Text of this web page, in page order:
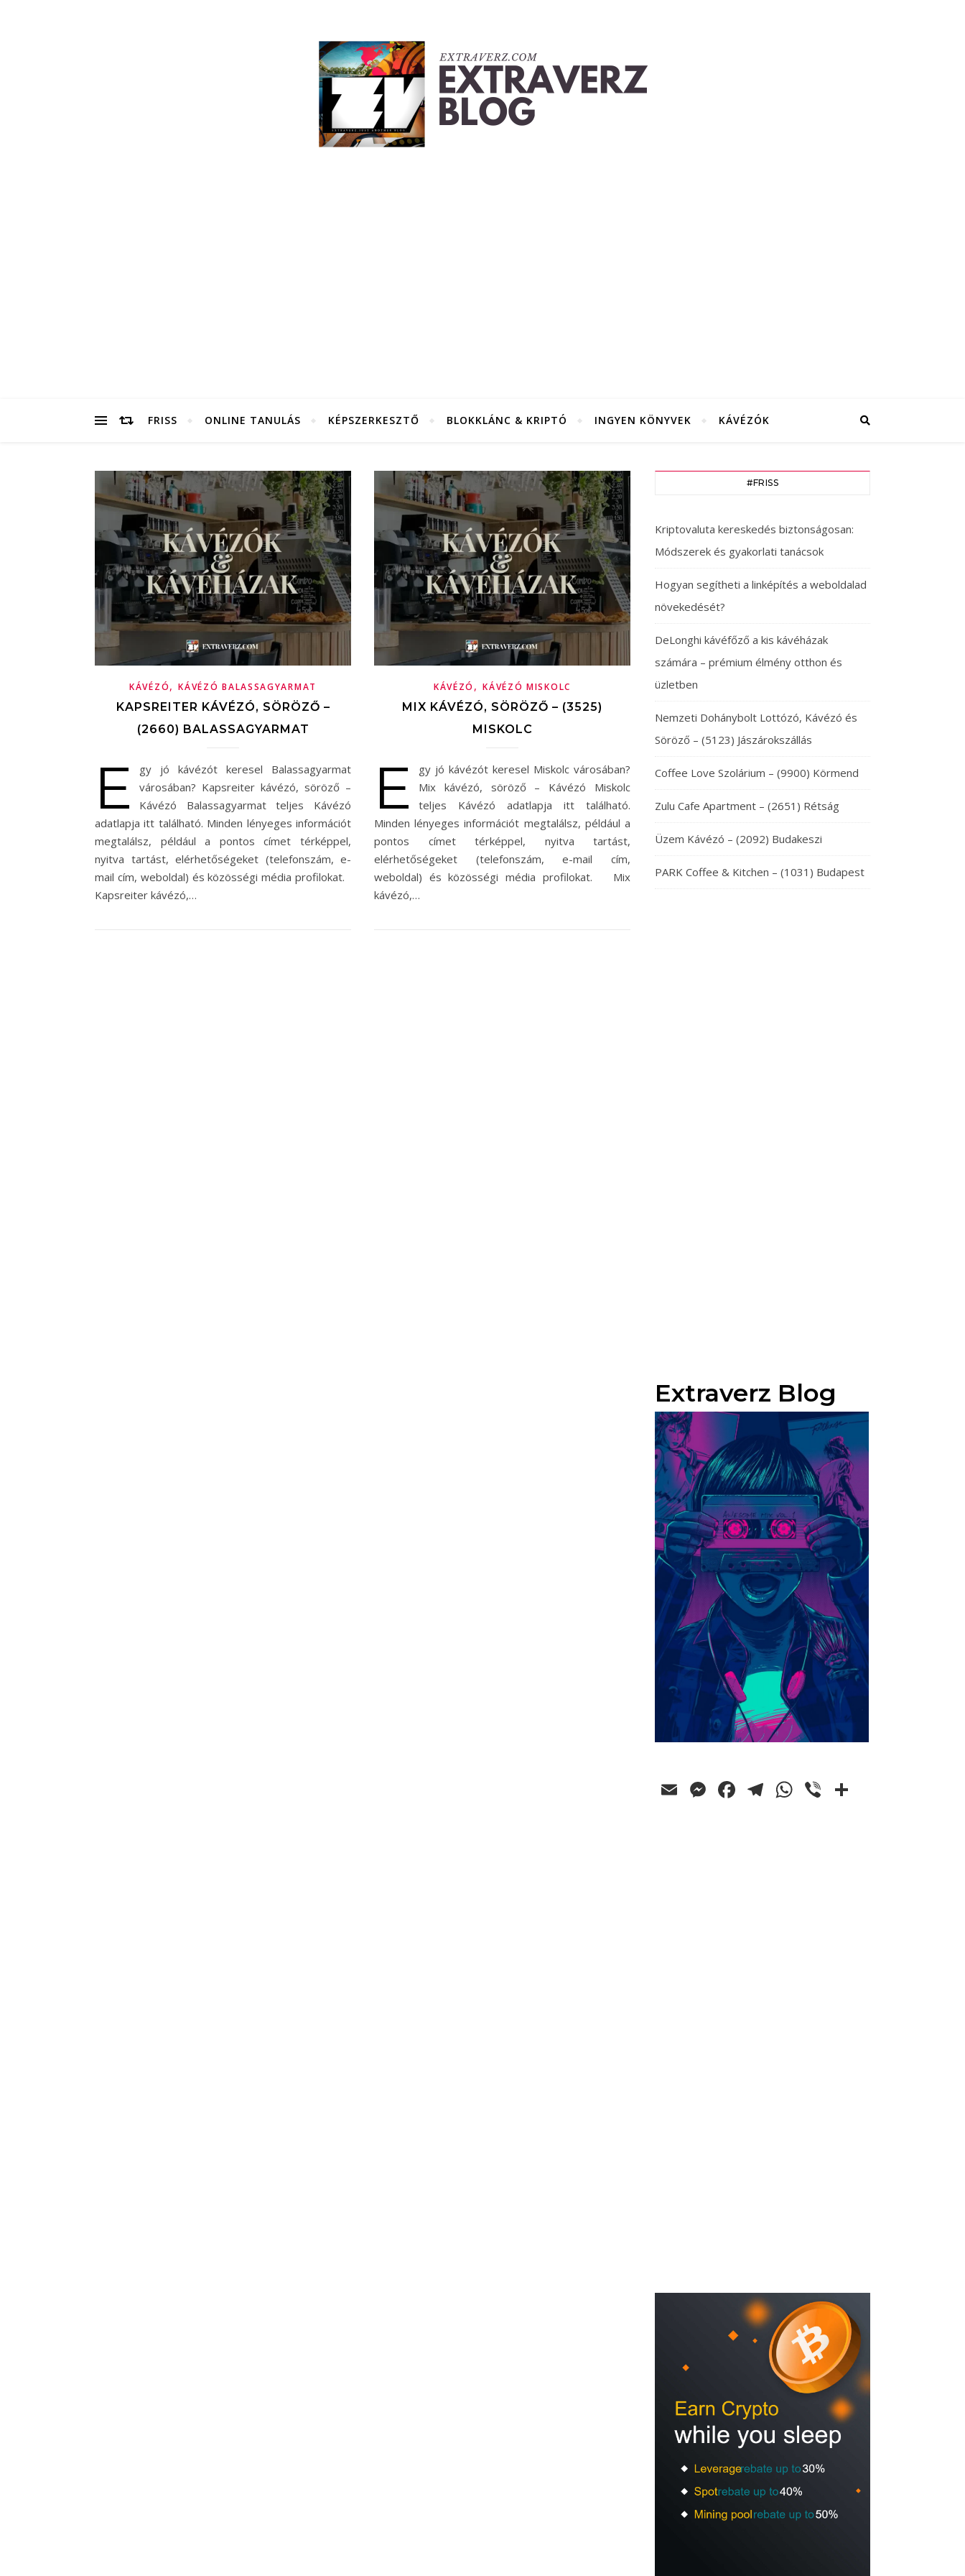
FRISS ONLINE TANULÁS KÉPSZERKESZTŐ BLOKKLÁNC & KRIPTÓ INGYEN KÖNYVEK KÁVÉZÓK
KÁVÉZÓ,KÁVÉZÓ BALASSAGYARMAT
KAPSREITER KÁVÉZÓ, SÖRÖZŐ –
(2660) BALASSAGYARMAT
E
gy jó kávézót keresel Balassagyarmat
városában? Kapsreiter kávézó, söröző –
Kávézó Balassagyarmat teljes Kávézó
adatlapja itt található. Minden lényeges információt
megtalálsz, például a pontos címet térképpel,
nyitva tartást, elérhetőségeket (telefonszám, e-
mail cím, weboldal) és közösségi média profilokat.
Kapsreiter kávézó,…
KÁVÉZÓ ,KÁVÉZÓ MISKOLC
MIX KÁVÉZÓ, SÖRÖZŐ – (3525)
MISKOLC
E
gy jó kávézót keresel Miskolc városában?
Mix kávézó, söröző – Kávézó Miskolc
teljes Kávézó adatlapja itt található.
Minden lényeges információt megtalálsz, például a
pontos címet térképpel, nyitva tartást,
elérhetőségeket (telefonszám, e-mail cím,
weboldal) és közösségi média profilokat. Mix
kávézó,…
#FRISS
Kriptovaluta kereskedés biztonságosan:
Módszerek és gyakorlati tanácsok
Hogyan segítheti a linképítés a weboldalad
növekedését?
DeLonghi kávéfőző a kis kávéházak
számára – prémium élmény otthon és
üzletben
Nemzeti Dohánybolt Lottózó, Kávézó és
Söröző – (5123) Jászárokszállás
Coffee Love Szolárium – (9900) Körmend
Zulu Cafe Apartment – (2651) Rétság
Üzem Kávézó – (2092) Budakeszi
PARK Coffee & Kitchen – (1031) Budapest
Extraverz Blog
EmailMessenger
Facebook
Telegram
WhatsApp
Viber